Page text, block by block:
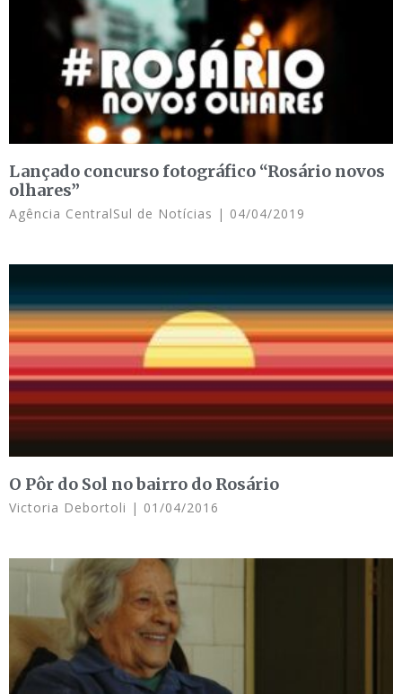
Lançado concurso fotográfico “Rosário novos
olhares”
Agência CentralSul de Notícias 04/04/2019
O Pôr do Sol no bairro do Rosário
Victoria Debortoli 01/04/2016